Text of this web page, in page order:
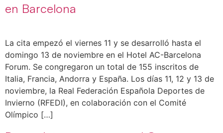
en Barcelona
La cita empezó el viernes 11 y se desarrolló hasta el
domingo 13 de noviembre en el Hotel AC-Barcelona
Forum. Se congregaron un total de 155 inscritos de
Italia, Francia, Andorra y España. Los días 11, 12 y 13 de
noviembre, la Real Federación Española Deportes de
Invierno (RFEDI), en colaboración con el Comité
Olímpico […]